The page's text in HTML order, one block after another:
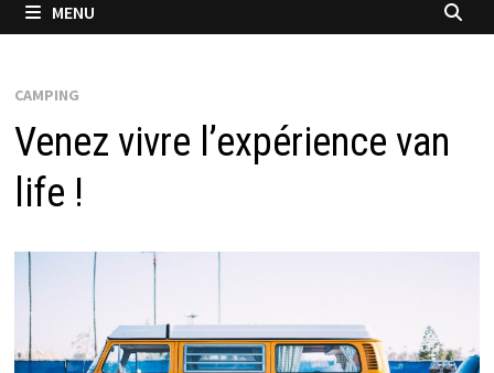
MENU
CAMPING
Venez vivre l’expérience van
life !